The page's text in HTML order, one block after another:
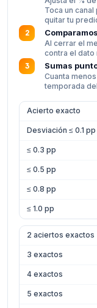
Toca un
quitar tu
2
Al cerrar el
contra el dato
3 Sumas
Cuanta
temporada
Acierto exacto
Desviación ≤ 0.1 pp
≤ 0.3 pp
≤ 0.5 pp
≤ 0.8 pp
≤ 1.0 pp
2 aciertos exactos
3 exactos
4 exactos
5 exactos